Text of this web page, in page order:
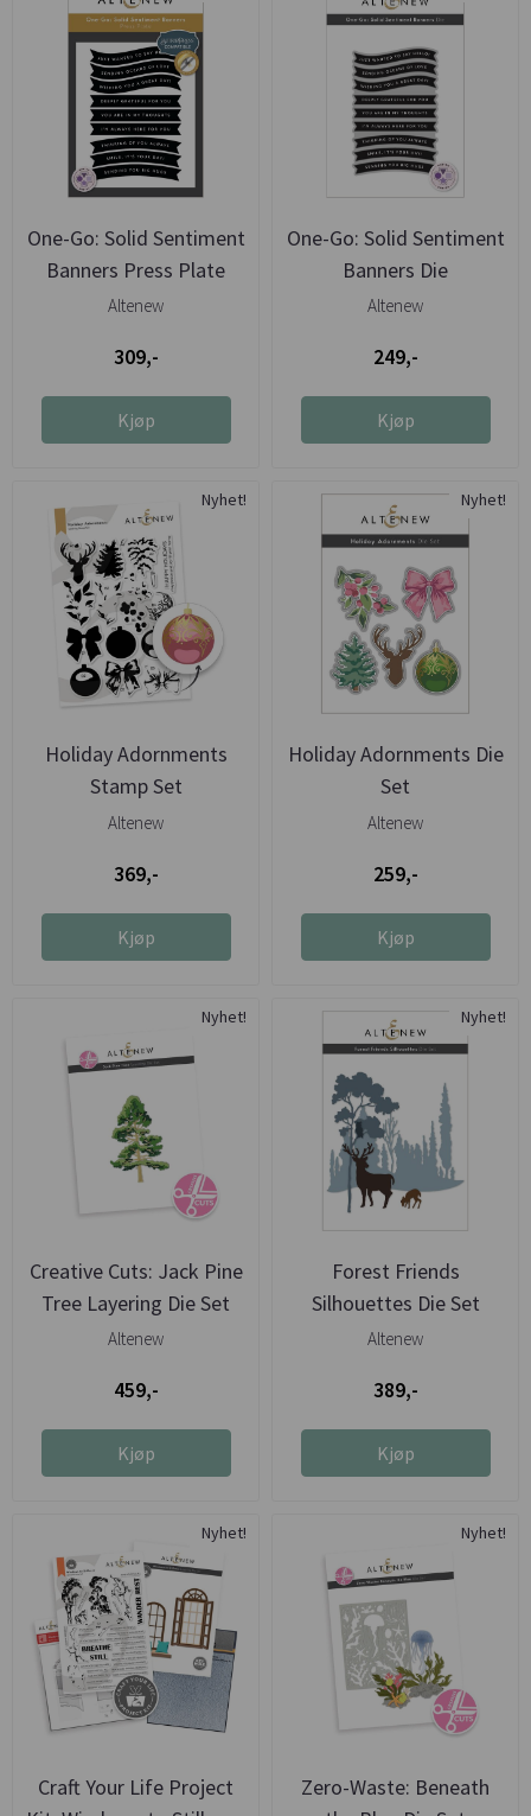
One-Go: Solid Sentiment
Banners Press Plate
Altenew
309,-
Kjøp
One-Go: Solid Sentiment
Banners Die
Altenew
249,-
Kjøp
Nyhet!
Holiday Adornments
Stamp Set
Altenew
369,-
Kjøp
Nyhet!
Holiday Adornments Die
Set
Altenew
259,-
Kjøp
Nyhet!
Creative Cuts: Jack Pine
Tree Layering Die Set
Altenew
459,-
Kjøp
Nyhet!
Forest Friends
Silhouettes Die Set
Altenew
389,-
Kjøp
Nyhet!
Craft Your Life Project
Nyhet!
Zero-Waste: Beneath